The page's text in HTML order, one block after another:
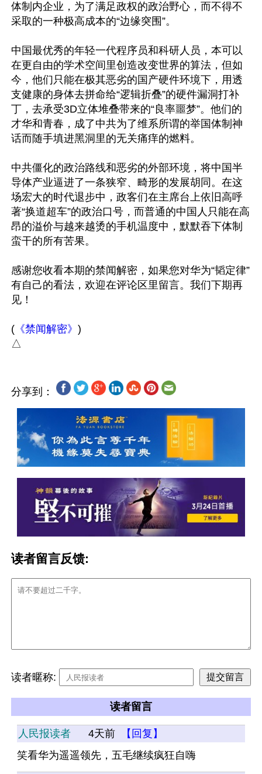
体制内企业，为了满足政权的政治野心，而不得不
采取的一种极高成本的“边缘突围”。
中国最优秀的年轻一代程序员和科研人员，本可以
在更自由的学术空间里创造改变世界的算法，但如
今，他们只能在极其恶劣的国产硬件环境下，用透
支健康的身体去拼命给“逻辑折叠”的硬件漏洞打补
丁，去承受3D立体堆叠带来的“良率噩梦”。他们的
才华和青春，成了中共为了维系所谓的举国体制神
话而随手填进黑洞里的无关痛痒的燃料。
中共僵化的政治路线和恶劣的外部环境，将中国半
导体产业逼进了一条狭窄、畸形的发展胡同。在这
场宏大的时代退步中，政客们在主席台上依旧高呼
著“换道超车”的政治口号，而普通的中国人只能在高
昂的溢价与越来越烫的手机温度中，默默吞下体制
蛮干的所有苦果。
感谢您收看本期的禁闻解密，如果您对华为“韬定律”
有自己的看法，欢迎在评论区里留言。我们下期再
见！
( 《禁闻解密》 )
分享到：
读者留言反馈:
读者暱称:
读者留言
人民报读者 4天前
【回复】
笑看华为遥遥领先，五毛继续疯狂自嗨